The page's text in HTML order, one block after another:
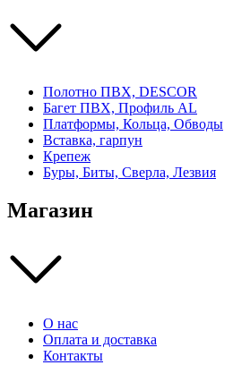
Полотно ПВХ, DESCOR
Багет ПВХ, Профиль AL
Платформы, Кольца, Обводы
Вставка, гарпун
Крепеж
Буры, Биты, Сверла, Лезвия
Магазин
О нас
Оплата и доставка
Контакты